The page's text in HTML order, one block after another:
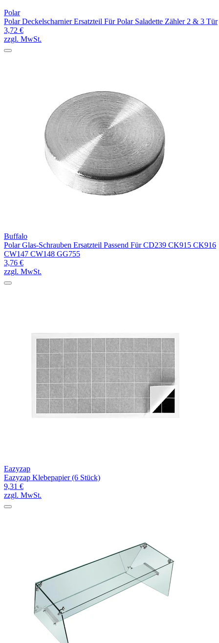
Polar
Polar Deckelscharnier Ersatzteil Für Polar Saladette Zähler 2 & 3 Tür
3,72 €
zzgl. MwSt.
Buffalo
Polar Glas-Schrauben Ersatzteil Passend Für CD239 CK915 CK916
CW147 CW148 GG755
3,76 €
zzgl. MwSt.
Eazyzap
Eazyzap Klebepapier (6 Stück)
9,31 €
zzgl. MwSt.